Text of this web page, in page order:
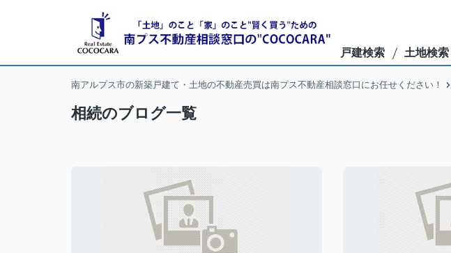
戸建検索 土地検索
南アルプス市の新築戸建て・土地の不動産売買は南プス不動産相談窓口にお任せください！
相続のブログ一覧